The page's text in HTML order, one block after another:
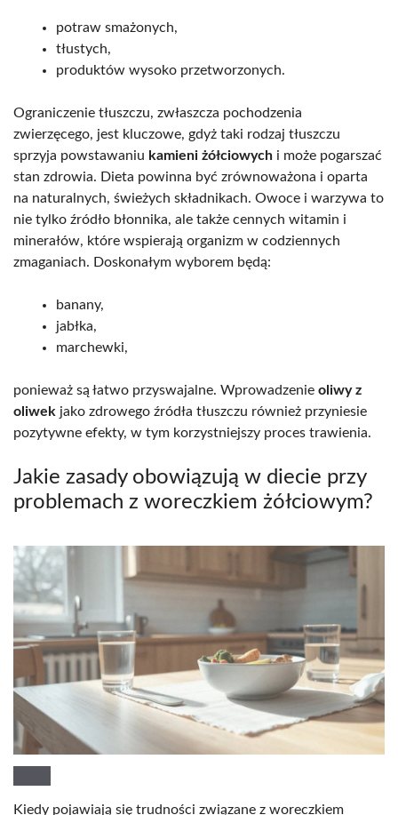
potraw smażonych,
tłustych,
produktów wysoko przetworzonych.
Ograniczenie tłuszczu, zwłaszcza pochodzenia
zwierzęcego, jest kluczowe, gdyż taki rodzaj tłuszczu
sprzyja powstawaniu kamieni żółciowych i może pogarszać
stan zdrowia. Dieta powinna być zrównoważona i oparta
na naturalnych, świeżych składnikach. Owoce i warzywa to
nie tylko źródło błonnika, ale także cennych witamin i
minerałów, które wspierają organizm w codziennych
zmaganiach. Doskonałym wyborem będą:
banany,
jabłka,
marchewki,
ponieważ są łatwo przyswajalne. Wprowadzenie oliwy z
oliwek jako zdrowego źródła tłuszczu również przyniesie
pozytywne efekty, w tym korzystniejszy proces trawienia.
Jakie zasady obowiązują w diecie przy
problemach z woreczkiem żółciowym?
Kiedy pojawiają się trudności związane z woreczkiem